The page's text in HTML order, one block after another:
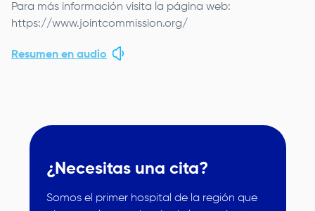
Para más información visita la página web:
https://www.jointcommission.org/
Resumen en audio
¿Necesitas una cita?
Somos el primer hospital de la región que